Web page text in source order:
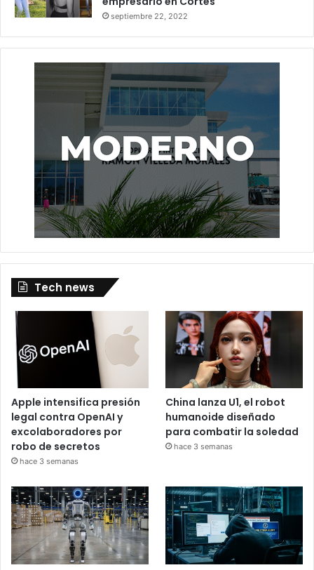
septiembre 22, 2022
Tech news
Apple intensifica presión
legal contra OpenAI y
excolaboradores por
robo de secretos
hace 3 semanas
China lanza U1, el robot
humanoide diseñado
para combatir la soledad
hace 3 semanas